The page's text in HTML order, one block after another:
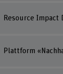
Resource Impact
Plattform